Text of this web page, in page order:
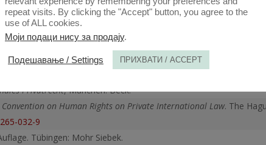
Hayward. Cambridge: Intersentia.
relationships and Family law. 3–17.
Woelki, Angelika Fuchs. 3. ed. Cambridge: Intersentia.
Privatrecht, München: Beck.
on Human Rights on Private International Law. The
032-9
Tübingen: Mohr Siebek.
repeat visits. By clicking the "Accept" button, you agree to the
use of ALL cookies.
Моји подаци нису за продају.
Подешавање / Settings ПРИХВАТИ / ACCEPT